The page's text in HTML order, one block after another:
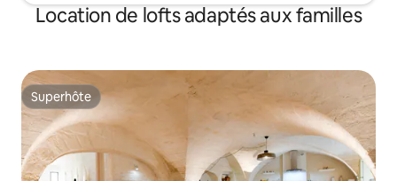
Location de lofts adaptés aux familles
Superhôte
Superhôte